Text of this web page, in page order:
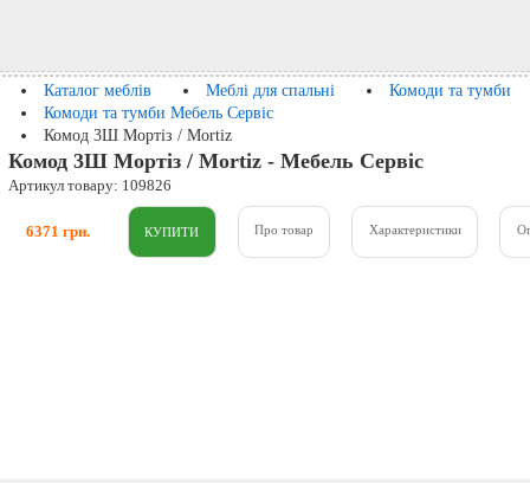
Каталог меблів Меблі для спальні
Комоди та тумби
Комоди та тумби Мебель Сервіс
Комод 3Ш Мортіз / Mortiz
Комод 3Ш Мортіз / Mortiz - Мебель Сервіс
Артикул товару: 109826
6371 грн. Про товар Характеристики